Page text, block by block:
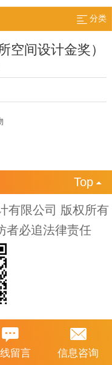
分类
空间设计金奖）
Top
有限公司 版权所有
者必追法律责任
留言 信息咨询